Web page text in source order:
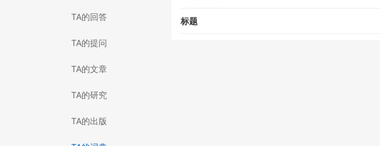
TA的回答
TA的提问
TA的文章
TA的研究
TA的出版
标题